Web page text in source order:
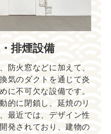
排煙設備
防火窓などに加えて、
気のダクトを通じて炎
に不可欠な設備です。
的に閉鎖し、延焼のリ
最近では、デザイン性
発されており、建物の